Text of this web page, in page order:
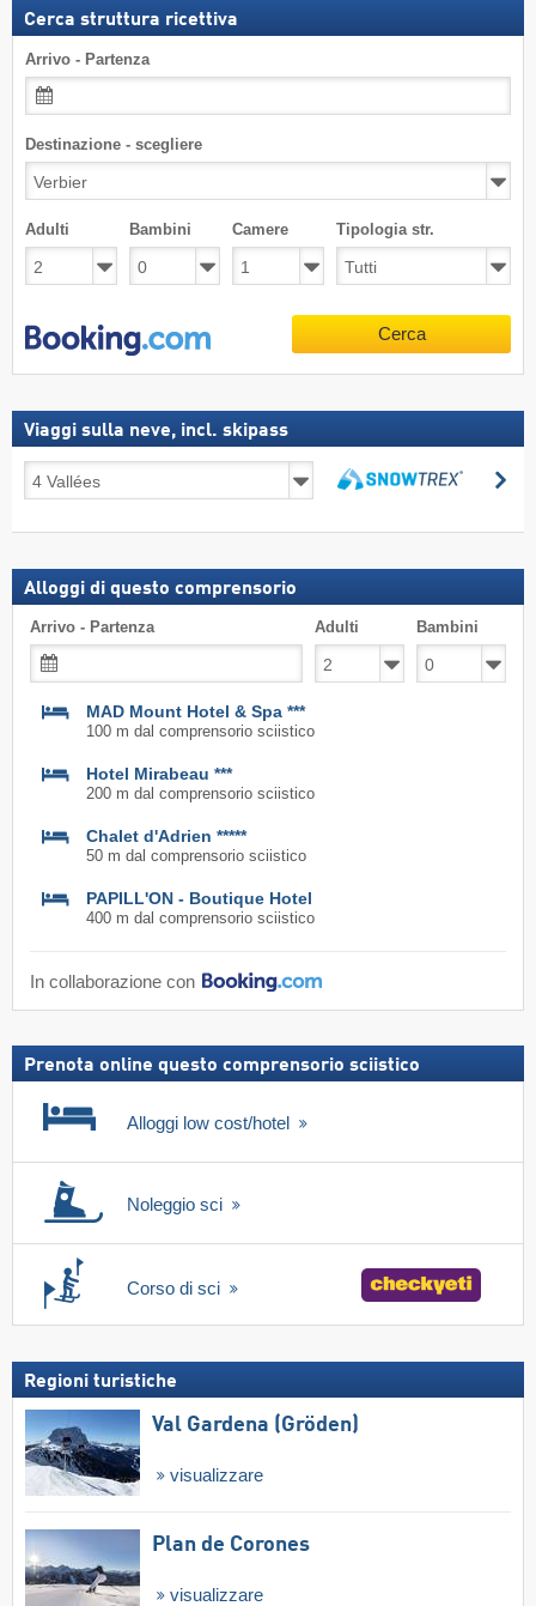
Cerca struttura ricettiva
Arrivo - Partenza
Destinazione - scegliere
Adulti Bambini Camere Tipologia str.
Cerca
Viaggi sulla neve, incl. skipass
sulla
incl.
Alloggi di questo comprensorio
Arrivo - Partenza Adulti Bambini
MAD Mount Hotel & Spa ***
100 m dal comprensorio sciistico
Hotel Mirabeau ***
200 m dal comprensorio sciistico
Chalet d'Adrien *****
50 m dal comprensorio sciistico
PAPILL'ON - Boutique Hotel
400 m dal comprensorio sciistico
In collaborazione con
Prenota online questo comprensorio sciistico
Alloggi low cost/hotel
Noleggio sci
Corso di sci
Regioni turistiche
Val Gardena (Gröden)
visualizzare
Plan de Corones
visualizzare